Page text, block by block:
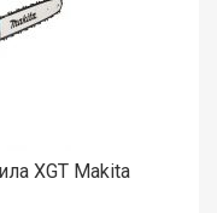
XGT Makita